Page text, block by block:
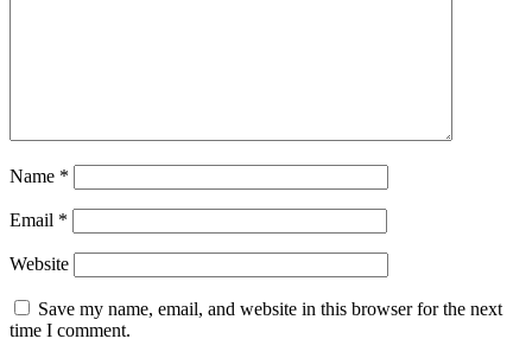
Name *
Email *
Website
Save my name, email, and website in this browser for the next
time I comment.